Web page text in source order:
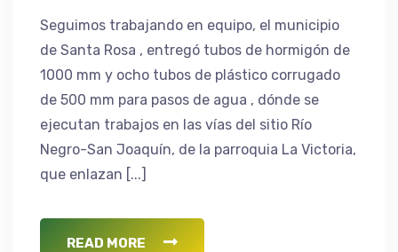
Seguimos trabajando en equipo, el municipio
de Santa Rosa , entregó tubos de hormigón de
1000 mm y ocho tubos de plástico corrugado
de 500 mm para pasos de agua , dónde se
ejecutan trabajos en las vías del sitio Río
Negro-San Joaquín, de la parroquia La Victoria,
que enlazan [...]
READ MORE